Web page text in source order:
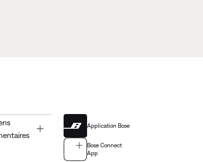
Application Bose
Bose Connect
App